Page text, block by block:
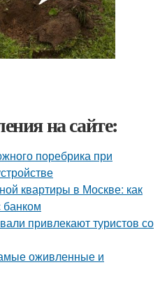
на сайте:
поребрика при
квартиры в Москве: как
банком
привлекают туристов со
оживленные и